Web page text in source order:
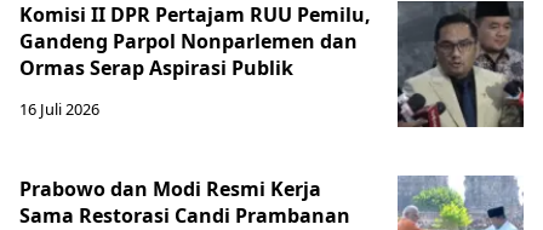
Komisi II DPR Pertajam RUU Pemilu,
Gandeng Parpol Nonparlemen dan
Ormas Serap Aspirasi Publik
16 Juli 2026
Prabowo dan Modi Resmi Kerja
Sama Restorasi Candi Prambanan